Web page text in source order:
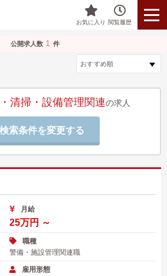
お気に入り 閲覧履歴
公開求人数 1 件
清掃・設備管理関連の求人
検索条件を変更する
月給
25万円 ～
職種
警備・施設管理関連職
雇用形態